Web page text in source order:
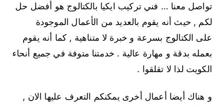
تواصل معنا … فني تركيب ايكيا بالكتالوج هو أفضل حل
لكم , حيث أنه يقوم بالعديد من الأعمال الموجودة
على الكتالوج بسرعة و خبرة لا متناهية , كما أنه يقوم
بعمله بدقة و مهارة عالية . خدمتنا متوفة في جميع أنحاء
الكويت لذا لا تقلقوا .
و هناك أيضا أعمال أخرى يمكنكم التعرف عليها الان ,